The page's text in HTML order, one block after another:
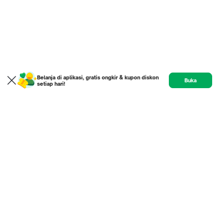
Belanja di aplikasi, gratis ongkir & kupon diskon
setiap hari!
Buka